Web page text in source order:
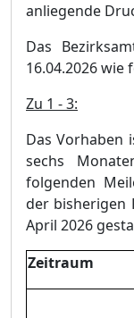
anliegende
Das
16.04.2026
Zu 1 - 3:
Das Vorhaben
sechs
folgenden
der bisherigen
April 2026
Zeitraum